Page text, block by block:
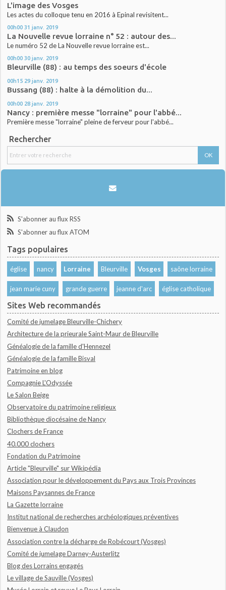
L'image des Vosges
Les actes du colloque tenu en 2016 à Epinal revisitent...
00h00 31 janv. 2019
La Nouvelle revue lorraine n° 52 : autour des...
Le numéro 52 de La Nouvelle revue lorraine est...
00h00 30 janv. 2019
Bleurville (88) : au temps des soeurs d'école
00h15 29 janv. 2019
Bussang (88) : halte à la démolition du...
00h00 28 janv. 2019
Nancy : première messe "lorraine" pour l'abbé...
Première messe "lorraine" pleine de ferveur pour l'abbé...
Rechercher
S'abonner au flux RSS
S'abonner au flux ATOM
Tags populaires
église nancy Lorraine Bleurville Vosges saône lorraine
jean marie cuny grande guerre jeanne d'arc église catholique
Sites Web recommandés
Comité de jumelage Bleurville-Chichery
Architecture de la prieurale Saint-Maur de Bleurville
Généalogie de la famille d'Hennezel
Généalogie de la famille Bisval
Patrimoine en blog
Compagnie L'Odyssée
Le Salon Beige
Observatoire du patrimoine religieux
Bibliothèque diocésaine de Nancy
Clochers de France
40.000 clochers
Fondation du Patrimoine
Article "Bleurville" sur Wikipédia
Association pour le développement du Pays aux Trois Provinces
Maisons Paysannes de France
La Gazette lorraine
Institut national de recherches archéologiques préventives
Bienvenue à Claudon
Association contre la décharge de Robécourt (Vosges)
Comité de jumelage Darney-Austerlitz
Blog des Lorrains engagés
Le village de Sauville (Vosges)